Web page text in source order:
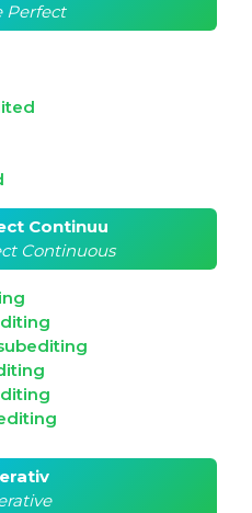
Perfect
Continuu
Continuous